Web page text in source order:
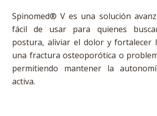
Spinomed® V es una solución
fácil de usar para quienes
postura, aliviar el dolor y fortalecer
una fractura osteoporótica o
permitiendo mantener la
activa.